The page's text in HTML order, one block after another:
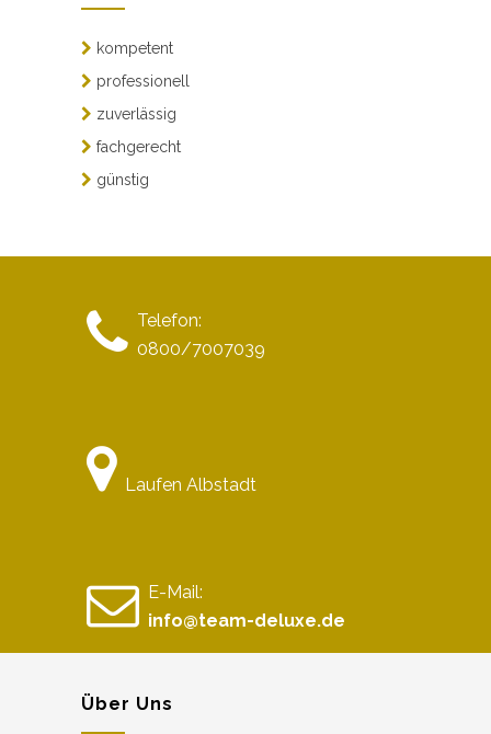
kompetent
professionell
zuverlässig
fachgerecht
günstig
Telefon:
0800/7007039
Laufen Albstadt
E-Mail:
info@team-deluxe.de
Über Uns